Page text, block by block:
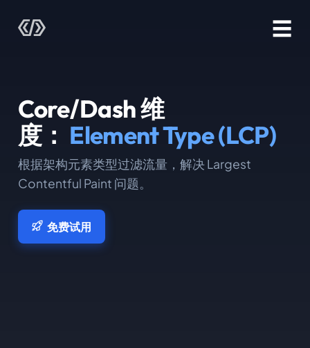
☰
Core/Dash 维
度： Element Type (LCP)
根据架构元素类型过滤流量，解决 Largest
Contentful Paint 问题。
免费试用